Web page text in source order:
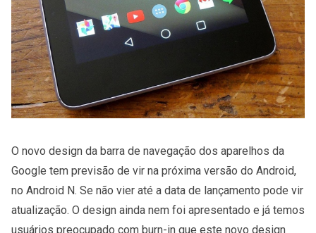
O novo design da barra de navegação dos aparelhos da
Google tem previsão de vir na próxima versão do Android,
no Android N. Se não vier até a data de lançamento pode vir
atualização. O design ainda nem foi apresentado e já temos
usuários preocupado com burn-in que este novo design